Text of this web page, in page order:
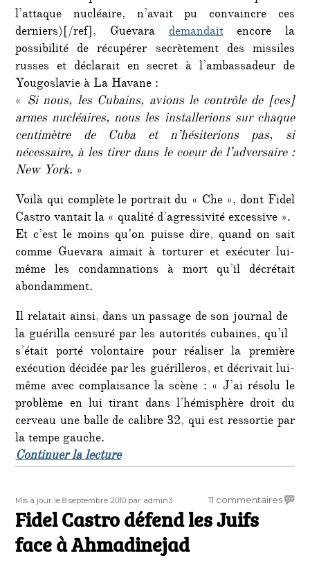
l’attaque nucléaire, n’avait pu convaincre ces
derniers)[/ref], Guevarademandaitencore la
possibilité de récupérer secrètement des missiles
russes et déclarait en secret à l’ambassadeur de
Yougoslavie à La Havane :
« Si nous, les Cubains, avions le contrôle de [ces]
armes nucléaires, nous les installerions sur chaque
centimètre de Cuba et n’hésiterions pas, si
nécessaire, à les tirer dans le coeur de l’adversaire :
New York. »
Voilà qui complète le portrait du « Che », dont Fidel
Castro vantait la « qualité d’agressivité excessive ».
Et c’est le moins qu’on puisse dire, quand on sait
comme Guevara aimait à torturer et exécuter lui-
même les condamnations à mort qu’il décrétait
abondamment.
Il relatait ainsi, dans un passage de son journal de
la guérilla censuré par les autorités cubaines, qu’il
s’était porté volontaire pour réaliser la première
exécution décidée par les guérilleros, et décrivait lui-
même avec complaisance la scène : « J’ai résolu le
problème en lui tirant dans l’hémisphère droit du
cerveau une balle de calibre 32, qui est ressortie par
la tempe gauche.
Continuer la lecturede « Nouvelles révélations sur
Publié
le
Mis à jour le 8 septembre 2010 Auteur
par admin3 11 commentairessur
Fidel Castro défend les Juifs
face à Ahmadinejad